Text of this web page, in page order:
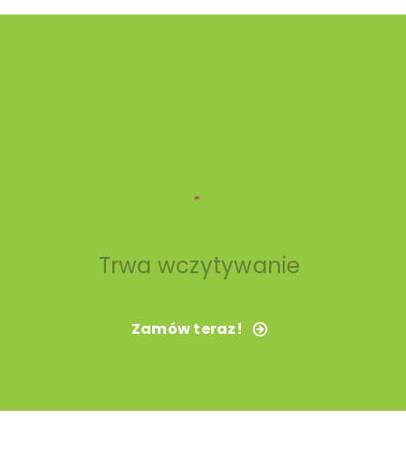
Trwa wczytywanie
Zamów teraz!